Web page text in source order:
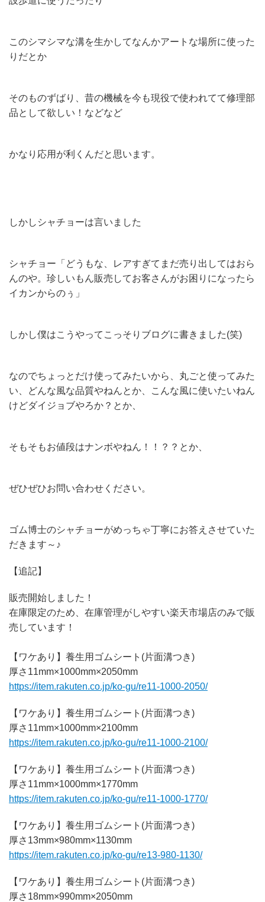
このシマシマな溝を生かしてなんかアートな場所に使った
りだとか
そのものずばり、昔の機械を今も現役で使われてて修理部
品として欲しい！などなど
かなり応用が利くんだと思います。
しかしシャチョーは言いました
シャチョー「どうもな、レアすぎてまだ売り出してはおら
んのや。珍しいもん販売してお客さんがお困りになったら
イカンからのぅ」
しかし僕はこうやってこっそりブログに書きました(笑)
なのでちょっとだけ使ってみたいから、丸ごと使ってみた
い、どんな風な品質やねんとか、こんな風に使いたいねん
けどダイジョブやろか？とか、
そもそもお値段はナンボやねん！！？？とか、
ぜひぜひお問い合わせください。
ゴム博士のシャチョーがめっちゃ丁寧にお答えさせていた
だきます～♪
【追記】
販売開始しました！
在庫限定のため、在庫管理がしやすい楽天市場店のみで販
売しています！
【ワケあり】養生用ゴムシート(片面溝つき)
厚さ11mm×1000mm×2050mm
https://item.rakuten.co.jp/ko-gu/re11-1000-2050/
【ワケあり】養生用ゴムシート(片面溝つき)
厚さ11mm×1000mm×2100mm
https://item.rakuten.co.jp/ko-gu/re11-1000-2100/
【ワケあり】養生用ゴムシート(片面溝つき)
厚さ11mm×1000mm×1770mm
https://item.rakuten.co.jp/ko-gu/re11-1000-1770/
【ワケあり】養生用ゴムシート(片面溝つき)
厚さ13mm×980mm×1130mm
https://item.rakuten.co.jp/ko-gu/re13-980-1130/
【ワケあり】養生用ゴムシート(片面溝つき)
厚さ18mm×990mm×2050mm